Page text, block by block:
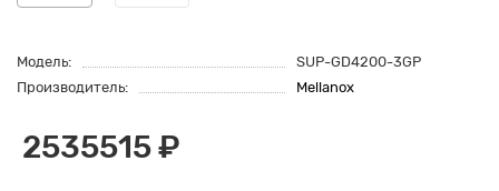
Модель:
SUP-GD4200-3GP
Производитель:
Mellanox
2535515 ₽